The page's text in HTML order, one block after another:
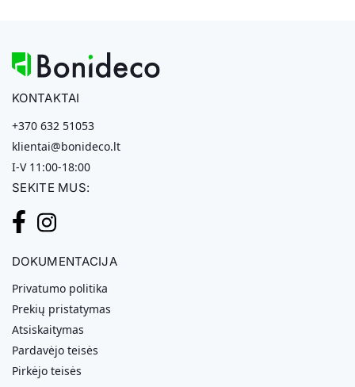
KONTAKTAI
+370 632 51053
klientai@bonideco.lt
I-V 11:00-18:00
SEKITE MUS:
DOKUMENTACIJA
Privatumo politika
Prekių pristatymas
Atsiskaitymas
Pardavėjo teisės
Pirkėjo teisės